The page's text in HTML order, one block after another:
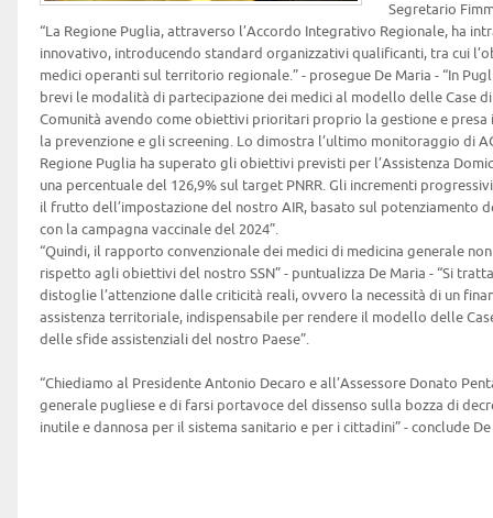
Segretario
“La Regione Puglia, attraverso l’Accordo Integrativo Regionale, ha
innovativo, introducendo standard organizzativi qualificanti, tra cui
medici operanti sul territorio regionale.” - prosegue De Maria - “In
brevi le modalità di partecipazione dei medici al modello delle Case di
Comunità avendo come obiettivi prioritari proprio la gestione e
la prevenzione e gli screening. Lo dimostra l’ultimo monitoraggio di
Regione Puglia ha superato gli obiettivi previsti per l’Assistenza
una percentuale del 126,9% sul target PNRR. Gli incrementi
il frutto dell’impostazione del nostro AIR, basato sul potenziamento
con la campagna vaccinale del 2024”.
“Quindi, il rapporto convenzionale dei medici di medicina generale
rispetto agli obiettivi del nostro SSN” - puntualizza De Maria - “Si
distoglie l’attenzione dalle criticità reali, ovvero la necessità di un
assistenza territoriale, indispensabile per rendere il modello delle
delle sfide assistenziali del nostro Paese”.
“Chiediamo al Presidente Antonio Decaro e all’Assessore Donato
generale pugliese e di farsi portavoce del dissenso sulla bozza di
inutile e dannosa per il sistema sanitario e per i cittadini” - conclude